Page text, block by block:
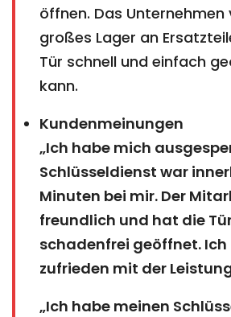
öffnen. Das
großes Lager an
Tür schnell und einfach
kann.
Kundenmeinungen
„Ich habe mich
Schlüsseldienst war
Minuten bei mir. Der
freundlich und hat die
schadenfrei geöffnet. Ich
zufrieden mit der
„Ich habe meinen